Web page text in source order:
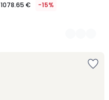
1078.65 € -15%